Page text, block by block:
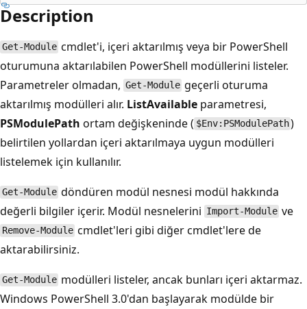
Description
Get-Module cmdlet'i, içeri aktarılmış veya bir PowerShell
oturumuna aktarılabilen PowerShell modüllerini listeler.
Parametreler olmadan, Get-Module geçerli oturuma
aktarılmış modülleri alır. ListAvailable parametresi,
PSModulePath ortam değişkeninde ( $Env:PSModulePath)
belirtilen yollardan içeri aktarılmaya uygun modülleri
listelemek için kullanılır.
Get-Module döndüren modül nesnesi modül hakkında
değerli bilgiler içerir. Modül nesnelerini Import-Module ve
Remove-Module cmdlet'leri gibi diğer cmdlet'lere de
aktarabilirsiniz.
Get-Module modülleri listeler, ancak bunları içeri aktarmaz.
Windows PowerShell 3.0'dan başlayarak modülde bir